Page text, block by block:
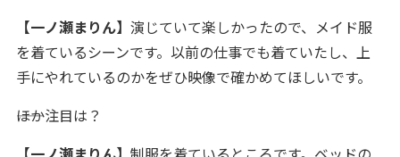
【一ノ瀬まりん】 演じていて楽しかったので、メイド服
を着ているシーンです。以前の仕事でも着ていたし、上
手にやれているのかをぜひ映像で確かめてほしいです。
――ほか注目は？